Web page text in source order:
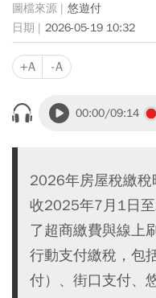
悠遊付
2026-05-19 10:32
+A -A
00:00/09:14
2026年房屋稅繳
收2025年7月1日
了超商繳費與線上
行動支付繳稅，包
付）、街口支付、